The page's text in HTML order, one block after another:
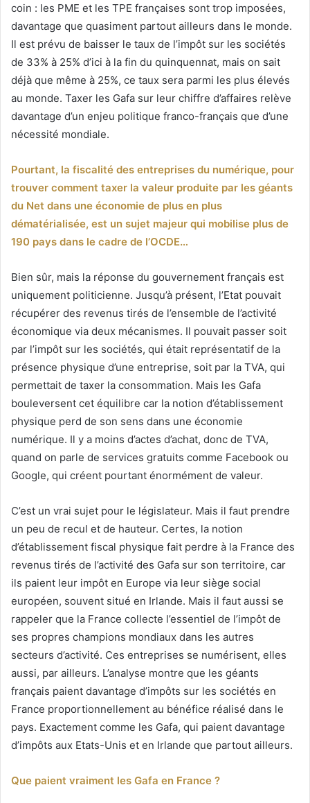
coin : les PME et les TPE françaises sont trop imposées,
davantage que quasiment partout ailleurs dans le monde.
Il est prévu de baisser le taux de l’impôt sur les sociétés
de 33% à 25% d’ici à la fin du quinquennat, mais on sait
déjà que même à 25%, ce taux sera parmi les plus élevés
au monde. Taxer les Gafa sur leur chiffre d’affaires relève
davantage d’un enjeu politique franco-français que d’une
nécessité mondiale.
Pourtant, la fiscalité des entreprises du numérique, pour
trouver comment taxer la valeur produite par les géants
du Net dans une économie de plus en plus
dématérialisée, est un sujet majeur qui mobilise plus de
190 pays dans le cadre de l’OCDE…
Bien sûr, mais la réponse du gouvernement français est
uniquement politicienne. Jusqu’à présent, l’Etat pouvait
récupérer des revenus tirés de l’ensemble de l’activité
économique via deux mécanismes. Il pouvait passer soit
par l’impôt sur les sociétés, qui était représentatif de la
présence physique d’une entreprise, soit par la TVA, qui
permettait de taxer la consommation. Mais les Gafa
bouleversent cet équilibre car la notion d’établissement
physique perd de son sens dans une économie
numérique. Il y a moins d’actes d’achat, donc de TVA,
quand on parle de services gratuits comme Facebook ou
Google, qui créent pourtant énormément de valeur.
C’est un vrai sujet pour le législateur. Mais il faut prendre
un peu de recul et de hauteur. Certes, la notion
d’établissement fiscal physique fait perdre à la France des
revenus tirés de l’activité des Gafa sur son territoire, car
ils paient leur impôt en Europe via leur siège social
européen, souvent situé en Irlande. Mais il faut aussi se
rappeler que la France collecte l’essentiel de l’impôt de
ses propres champions mondiaux dans les autres
secteurs d’activité. Ces entreprises se numérisent, elles
aussi, par ailleurs. L’analyse montre que les géants
français paient davantage d’impôts sur les sociétés en
France proportionnellement au bénéfice réalisé dans le
pays. Exactement comme les Gafa, qui paient davantage
d’impôts aux Etats-Unis et en Irlande que partout ailleurs.
Que paient vraiment les Gafa en France ?